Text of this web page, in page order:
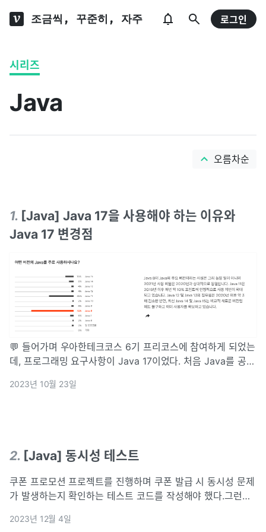
조금씩, 꾸준히, 자주 로그인
시리즈
Java
오름차순
1. [Java] Java 17을 사용해야 하는 이유와
Java 17 변경점
💬 들어가며 우아한테크코스 6기 프리코스에 참여하게 되었는
데, 프로그래밍 요구사항이 Java 17이었다. 처음 Java를 공부
팀원이 Java 17을 써보자해서 Java 17에 대해 공부하고 내용
2023년 10월 23일
2. [Java] 동시성 테스트
쿠폰 프로모션 프로젝트를 진행하며 쿠폰 발급 시 동시성 문제
가 발생하는지 확인하는 테스트 코드를 작성해야 했다.그런데
시성 테스트 코드를 어떻게 작성하는지 알지 못했다.그래서 동
2023년 12월 4일